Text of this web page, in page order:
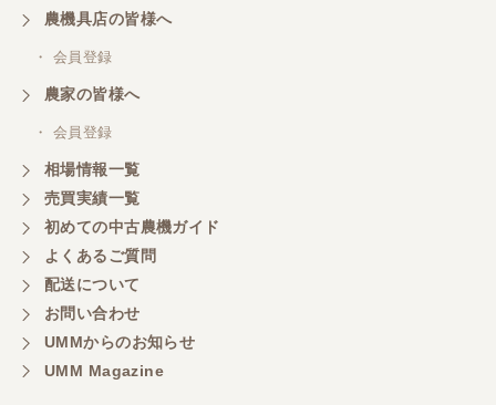
岐阜県／横倉林
ありがとうございます
岐阜県／横倉林
ありがとうございます
岐阜県／横倉林
農機具店の皆様へ
・ 会員登録
農家の皆様へ
・ 会員登録
相場情報一覧
売買実績一覧
初めての中古農機ガイド
よくあるご質問
配送について
お問い合わせ
UMMからのお知らせ
UMM Magazine